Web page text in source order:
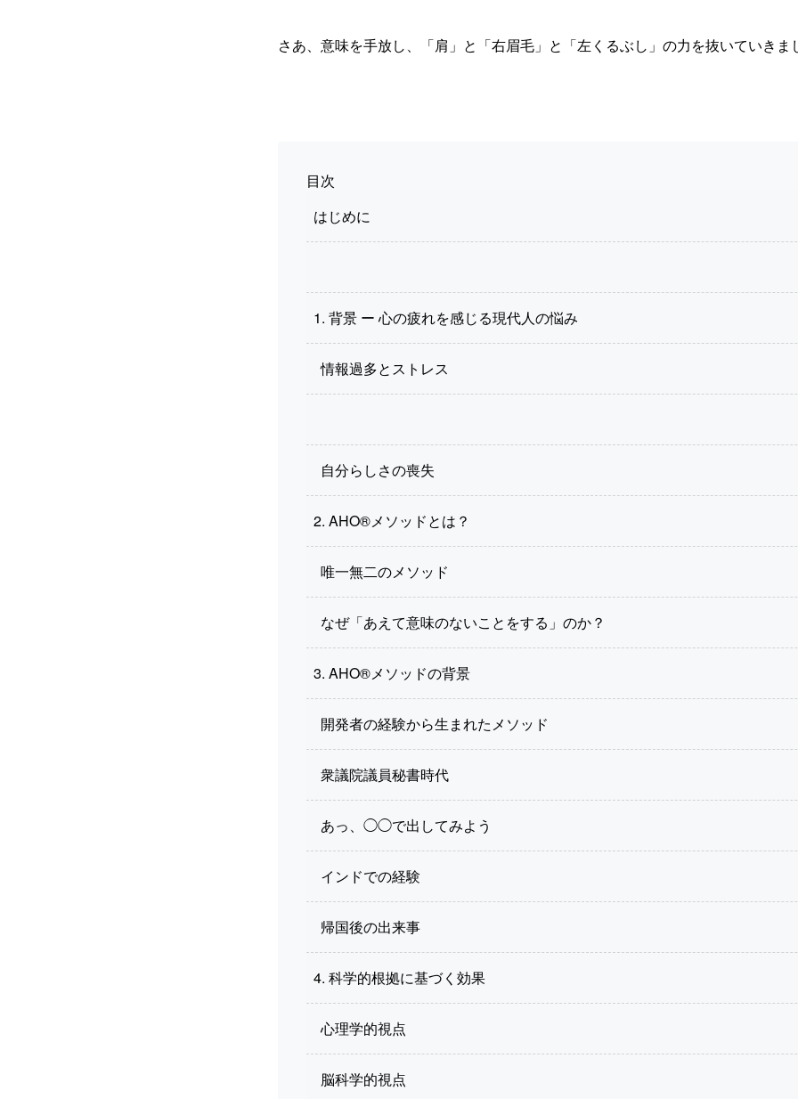
さあ、意味を手放し、「肩」と「右眉毛」と「左くるぶし」の力を抜いていきま
目次
はじめに
1. 背景 ー 心の疲れを感じる現代人の悩み
情報過多とストレス
自分らしさの喪失
2. AHO®メソッドとは？
唯一無二のメソッド
なぜ「あえて意味のないことをする」のか？
3. AHO®メソッドの背景
開発者の経験から生まれたメソッド
衆議院議員秘書時代
あっ、◯◯で出してみよう
インドでの経験
帰国後の出来事
4. 科学的根拠に基づく効果
心理学的視点
脳科学的視点